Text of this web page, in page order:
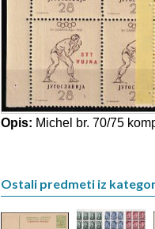
Opis: Michel br. 70/75
Ostali predmeti iz